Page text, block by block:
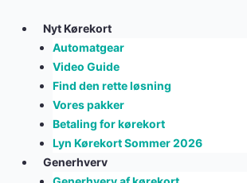
content
Nyt Kørekort
Automatgear
Video Guide
Find den rette løsning
Vores pakker
Betaling for kørekort
Lyn Kørekort Sommer 2026
Generhverv